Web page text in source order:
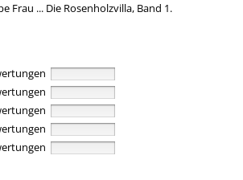
Frau ... Die Rosenholzvilla, Band 1.